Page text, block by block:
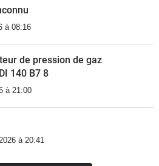
à 08:16
de pression de gaz
140 B7 8
à 21:00
à 20:41